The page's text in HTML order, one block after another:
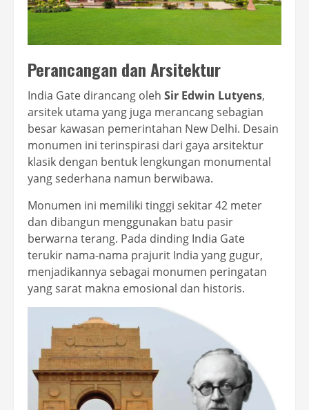
Perancangan dan Arsitektur
India Gate dirancang oleh Sir Edwin Lutyens,
arsitek utama yang juga merancang sebagian
besar kawasan pemerintahan New Delhi. Desain
monumen ini terinspirasi dari gaya arsitektur
klasik dengan bentuk lengkungan monumental
yang sederhana namun berwibawa.
Monumen ini memiliki tinggi sekitar 42 meter
dan dibangun menggunakan batu pasir
berwarna terang. Pada dinding India Gate
terukir nama-nama prajurit India yang gugur,
menjadikannya sebagai monumen peringatan
yang sarat makna emosional dan historis.